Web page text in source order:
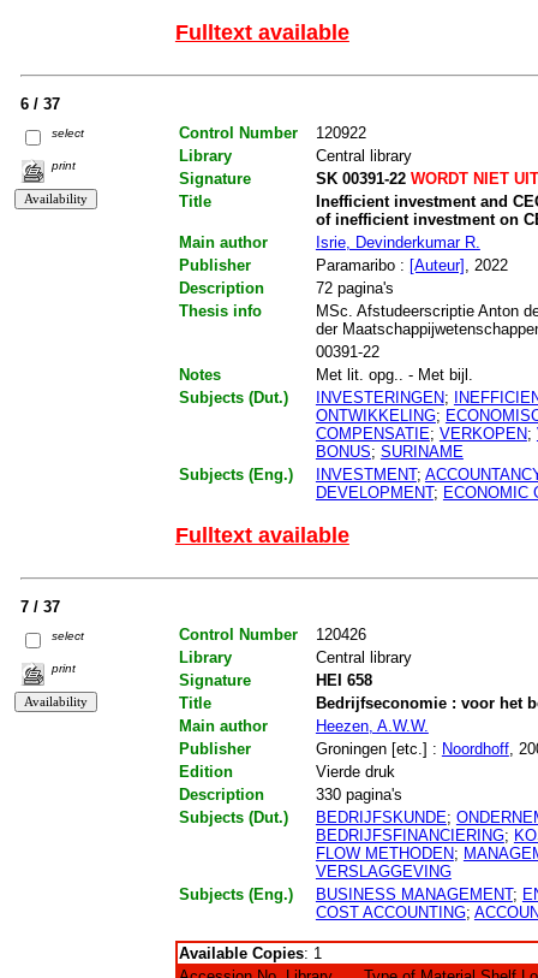
Fulltext available
6 / 37
select
print
Control Number
120922
Library
Central library
Signature
SK 00391-22WORDT NIET
Title
Inefficient investment and
of inefficient investment on
Main author
Isrie, Devinderkumar R.
Publisher
Paramaribo : [Auteur] , 2022
Description
72 pagina's
Thesis info
MSc. Afstudeerscriptie Anton
der
00391-22
Notes
Met lit. opg.. - Met bijl.
Subjects (Dut.)
INVESTERINGEN;
ONTWIKKELING;
COMPENSATIE; VERKOPEN;
BONUS; SURINAME
Subjects (Eng.)
INVESTMENT;
DEVELOPMENT; ECONOMIC
Fulltext available
7 / 37
select
print
Control Number
120426
Library
Central library
Signature
HEI 658
Title
Bedrijfseconomie : voor het
Main author
Heezen, A.W.W.
Publisher
Groningen [etc.] : Noordhoff,
Edition
Vierde druk
Description
330 pagina's
Subjects (Dut.)
BEDRIJFSKUNDE;
BEDRIJFSFINANCIERING;
FLOW METHODEN;
VERSLAGGEVING
Subjects (Eng.)
BUSINESS MANAGEMENT;
COST ACCOUNTING;
Available Copies: 1